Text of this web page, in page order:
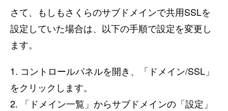
さて、もしもさくらのサブドメインで共用SSLを
設定していた場合は、以下の手順で設定を変更し
ます。
1. コントロールパネルを開き、「ドメイン/SSL」
をクリックします。
2. 「ドメイン一覧」からサブドメインの「設定」